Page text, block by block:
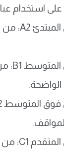
على استخدام